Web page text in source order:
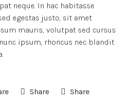
neque. In hac habitasse
egestas justo, sit amet
mauris, volutpat sed cursus
ipsum, rhoncus nec blandit
Share Share